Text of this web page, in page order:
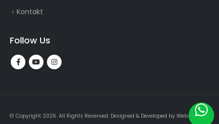
Kontakt
Follow Us
© Copyright 2026. All Rights Reserved. Designed & Developed by Webslogin